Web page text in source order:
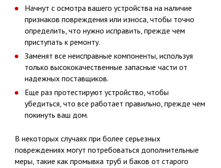
Начнут с осмотра вашего устройства на наличие
признаков повреждения или износа, чтобы точно
определить, что нужно исправить, прежде чем
приступать к ремонту.
Заменят все неисправные компоненты, используя
только высококачественные запасные части от
надежных поставщиков.
Еще раз протестируют устройство, чтобы
убедиться, что все работает правильно, прежде чем
покинуть ваш дом.
В некоторых случаях при более серьезных
повреждениях могут потребоваться дополнительные
меры, такие как промывка труб и баков от старого